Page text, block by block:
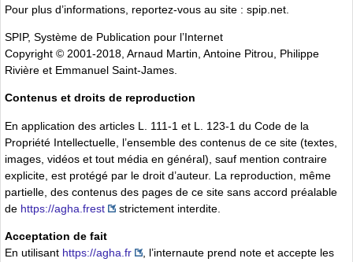
Pour plus d’informations, reportez-vous au site : spip.net.
SPIP, Système de Publication pour l’Internet
Copyright © 2001-2018, Arnaud Martin, Antoine Pitrou, Philippe
Rivière et Emmanuel Saint-James.
Contenus et droits de reproduction
En application des articles L. 111-1 et L. 123-1 du Code de la
Propriété Intellectuelle, l’ensemble des contenus de ce site (textes,
images, vidéos et tout média en général), sauf mention contraire
explicite, est protégé par le droit d’auteur. La reproduction, même
partielle, des contenus des pages de ce site sans accord préalable
de https://agha.frest strictement interdite.
Acceptation de fait
En utilisant https://agha.fr
, l’internaute prend note et accepte les